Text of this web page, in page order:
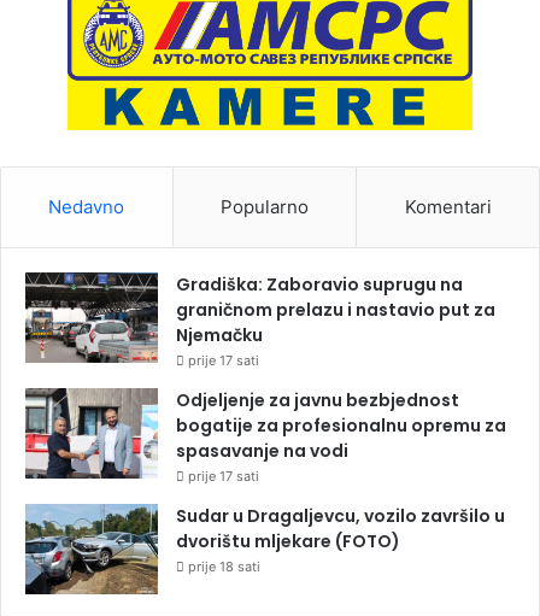
Nedavno Popularno Komentari
Gradiška: Zaboravio suprugu na
graničnom prelazu i nastavio put za
Njemačku
prije 17 sati
Odjeljenje za javnu bezbjednost
bogatije za profesionalnu opremu za
spasavanje na vodi
prije 17 sati
Sudar u Dragaljevcu, vozilo završilo u
dvorištu mljekare (FOTO)
prije 18 sati